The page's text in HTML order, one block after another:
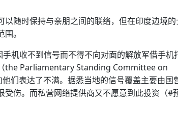
随时保持与亲朋之间的联络，但在印度边境
。
机收不到信号而不得不向对面的解放军借手机
the Parliamentary Standing Committee on
表达了不满。据悉当地的信号覆盖主要由国
伤。而私营网络提供商又不愿意到此投资（#